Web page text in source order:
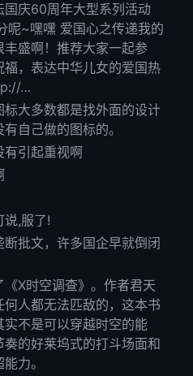
庆60周年大型系列活动
~嘿嘿 爱国心之传递我的
盛啊！推荐大家一起参
，表达中华儿女的爱国热
…
大多数都是找外面的设计
自己做的图标的。
有引起重视啊
说,服了!
批文，许多国企早就倒闭
X时空调查》。作者君天
人都无法匹敌的，这本书
实不是可以穿越时空的能
的好莱坞式的打斗场面和
力。